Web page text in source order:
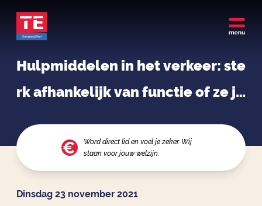
Hulpmiddelen in het verkeer: ste
rk afhankelijk van functie of ze ju
Word direct lid en voel je zeker. Wij
staan voor jouw welzijn.
Dinsdag 23 november 2021